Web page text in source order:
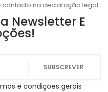
na declaração legal.
Newsletter E
e condições gerais